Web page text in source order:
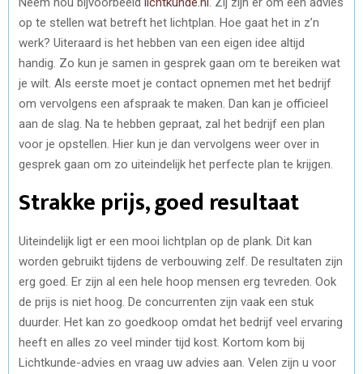
op te stellen wat betreft het lichtplan. Hoe gaat het in z’n
werk? Uiteraard is het hebben van een eigen idee altijd
handig. Zo kun je samen in gesprek gaan om te bereiken wat
je wilt. Als eerste moet je contact opnemen met het bedrijf
om vervolgens een afspraak te maken. Dan kan je officieel
aan de slag. Na te hebben gepraat, zal het bedrijf een plan
voor je opstellen. Hier kun je dan vervolgens weer over in
gesprek gaan om zo uiteindelijk het perfecte plan te krijgen.
Strakke prijs, goed resultaat
Uiteindelijk ligt er een mooi lichtplan op de plank. Dit kan
worden gebruikt tijdens de verbouwing zelf. De resultaten zijn
erg goed. Er zijn al een hele hoop mensen erg tevreden. Ook
de prijs is niet hoog. De concurrenten zijn vaak een stuk
duurder. Het kan zo goedkoop omdat het bedrijf veel ervaring
heeft en alles zo veel minder tijd kost. Kortom kom bij
Lichtkunde-advies en vraag uw advies aan. Velen zijn u voor